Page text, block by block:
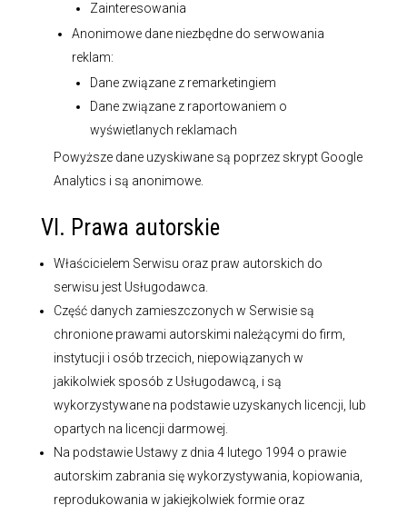
Zainteresowania
Anonimowe dane niezbędne do serwowania
reklam:
Dane związane z remarketingiem
Dane związane z raportowaniem o
wyświetlanych reklamach
Powyższe dane uzyskiwane są poprzez skrypt Google
Analytics i są anonimowe.
VI. Prawa autorskie
Właścicielem Serwisu oraz praw autorskich do
serwisu jest Usługodawca.
Część danych zamieszczonych w Serwisie są
chronione prawami autorskimi należącymi do firm,
instytucji i osób trzecich, niepowiązanych w
jakikolwiek sposób z Usługodawcą, i są
wykorzystywane na podstawie uzyskanych licencji, lub
opartych na licencji darmowej.
Na podstawie Ustawy z dnia 4 lutego 1994 o prawie
autorskim zabrania się wykorzystywania, kopiowania,
reprodukowania w jakiejkolwiek formie oraz